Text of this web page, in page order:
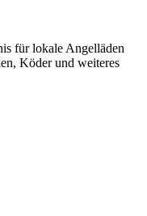
für lokale Angelläden
Köder und weiteres